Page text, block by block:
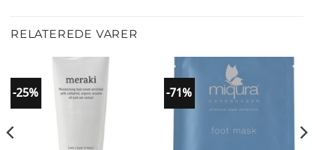
RELATEREDE VARER
-25% -71%